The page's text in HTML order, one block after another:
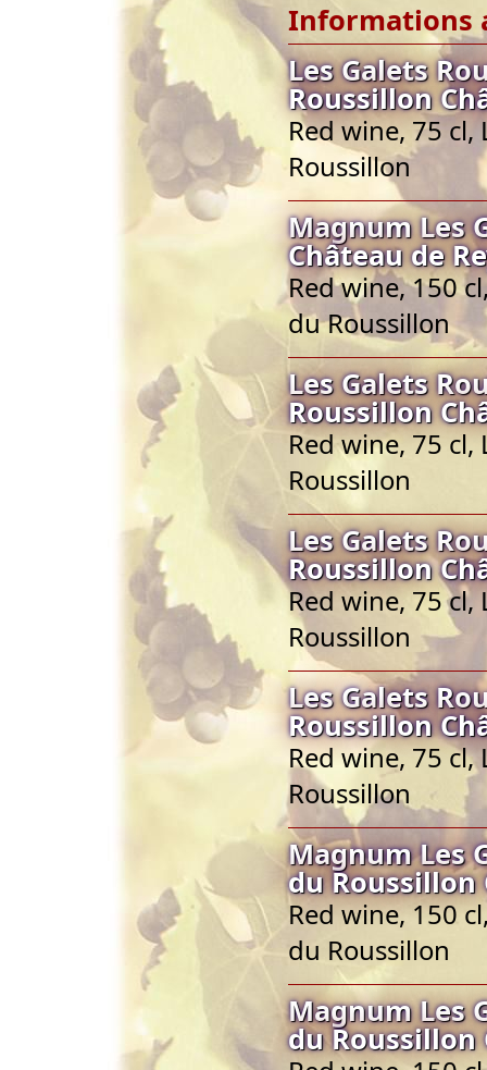
Informations
Les Galets
Roussillon
Red wine, 75
Roussillon
Magnum Les
Château de
Red wine, 150
du Roussillon
Les Galets
Roussillon
Red wine, 75
Roussillon
Les Galets
Roussillon
Red wine, 75 cl,
Roussillon
Les Galets
Roussillon
Red wine, 75
Roussillon
Magnum Les
du Roussillon
Red wine, 150
du Roussillon
Magnum Les
du Roussillon